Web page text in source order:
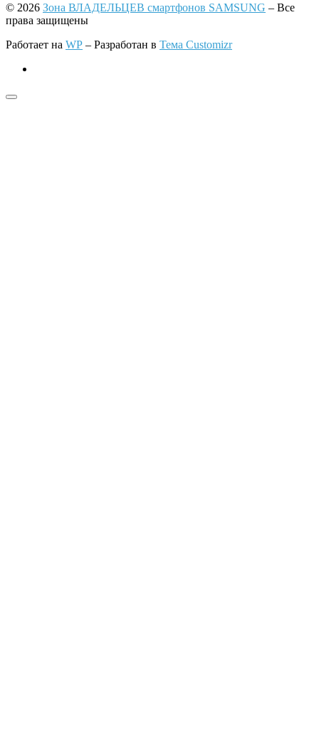
© 2026 Зона ВЛАДЕЛЬЦЕВ смартфонов SAMSUNG – Все
права защищены
Работает на WP – Разработан в Тема Customizr